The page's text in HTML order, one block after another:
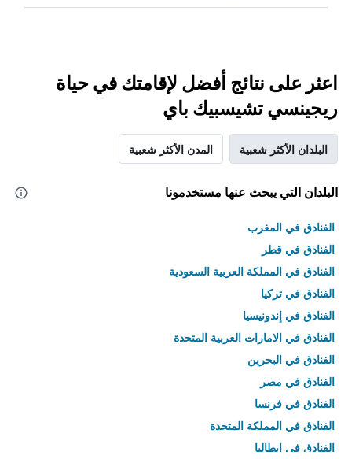
اعثر على نتائج أفضل لإقامتك في حياة
ريجينسي تشيسبيك باي
البلدان الأكثر شعبية المدن الأكثر شعبية
البلدان التي يبحث عنها مستخدمونا
الفنادق في المغرب
الفنادق في قطر
الفنادق في المملكة العربية السعودية
الفنادق في تركيا
الفنادق في إندونيسيا
الفنادق في الامارات العربية المتحدة
الفنادق في البحرين
الفنادق في مصر
الفنادق في فرنسا
الفنادق في المملكة المتحدة
الفنادق في إيطاليا